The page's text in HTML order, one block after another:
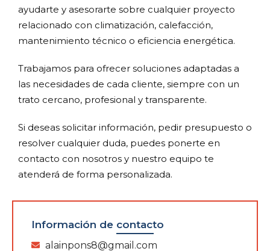
ayudarte y asesorarte sobre cualquier proyecto
relacionado con climatización, calefacción,
mantenimiento técnico o eficiencia energética.
Trabajamos para ofrecer soluciones adaptadas a
las necesidades de cada cliente, siempre con un
trato cercano, profesional y transparente.
Si deseas solicitar información, pedir presupuesto o
resolver cualquier duda, puedes ponerte en
contacto con nosotros y nuestro equipo te
atenderá de forma personalizada.
Información de contacto
alainpons8@gmail.com